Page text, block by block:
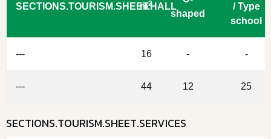
SECTIONS.TOURISM.SHEET.HALL
m2
shaped
/ Type
school
--- 16 - -
--- 44 12 25
SECTIONS.TOURISM.SHEET.SERVICES